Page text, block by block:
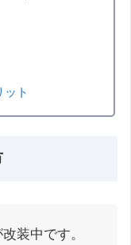
ット
装中です。